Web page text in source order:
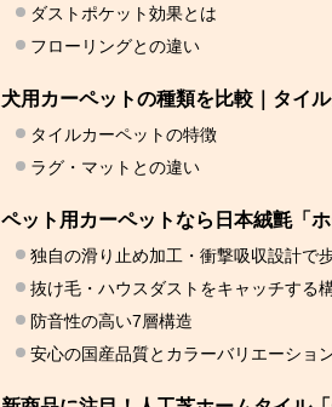
ダストポケット効果とは
フローリングとの違い
犬用カーペットの種類を比較｜タイ
タイルカーペットの特徴
ラグ・マットとの違い
ペット用カーペットなら日本絨氈「
独自の滑り止め加工・衝撃吸収設計で
抜け毛・ハウスダストをキャッチする
防音性の高い7層構造
安心の国産品質とカラーバリエーショ